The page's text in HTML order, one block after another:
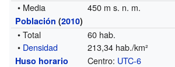
• Media 450 m s. n. m.
Población (2010)
• Total
60 hab.
• Densidad 213,34 hab./km²
Huso horario Centro: UTC-6